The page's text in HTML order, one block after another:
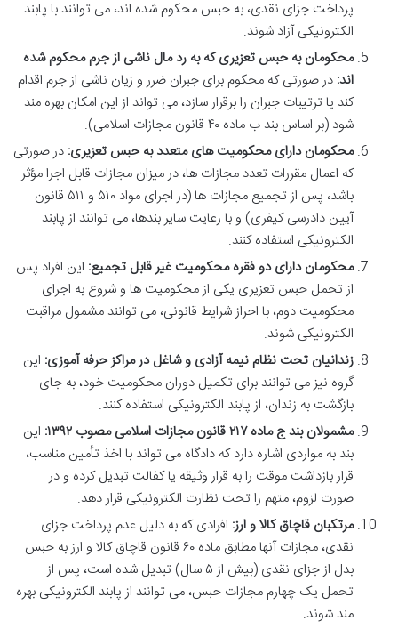
پرداخت جزای نقدی، به حبس محکوم شده اند، می توانند با پابند
الکترونیکی آزاد شوند.
محکومان به حبس تعزیری که به رد مال ناشی از جرم محکوم شده
اند: در صورتی که محکوم برای جبران ضرر و زیان ناشی از جرم اقدام
کند یا ترتیبات جبران را برقرار سازد، می تواند از این امکان بهره مند
شود (بر اساس بند ب ماده ۴۰ قانون مجازات اسلامی).
محکومان دارای محکومیت های متعدد به حبس تعزیری: در صورتی
که اعمال مقررات تعدد مجازات ها، در میزان مجازات قابل اجرا مؤثر
باشد، پس از تجمیع مجازات ها (در اجرای مواد ۵۱۰ و ۵۱۱ قانون
آیین دادرسی کیفری) و با رعایت سایر بندها، می توانند از پابند
الکترونیکی استفاده کنند.
محکومان دارای دو فقره محکومیت غیر قابل تجمیع: این افراد پس
از تحمل حبس تعزیری یکی از محکومیت ها و شروع به اجرای
محکومیت دوم، با احراز شرایط قانونی، می توانند مشمول مراقبت
الکترونیکی شوند.
زندانیان تحت نظام نیمه آزادی و شاغل در مراکز حرفه آموزی: این
گروه نیز می توانند برای تکمیل دوران محکومیت خود، به جای
بازگشت به زندان، از پابند الکترونیکی استفاده کنند.
مشمولان بند ج ماده ۲۱۷ قانون مجازات اسلامی مصوب ۱۳۹۲:
این
بند به مواردی اشاره دارد که دادگاه می تواند با اخذ تأمین مناسب،
قرار بازداشت موقت را به قرار وثیقه یا کفالت تبدیل کرده و در
صورت لزوم، متهم را تحت نظارت الکترونیکی قرار دهد.
مرتکبان قاچاق کالا و ارز: افرادی که به دلیل عدم پرداخت جزای
نقدی، مجازات آنها مطابق ماده ۶۰ قانون قاچاق کالا و ارز به حبس
بدل از جزای نقدی (بیش از ۵ سال) تبدیل شده است، پس از
تحمل یک چهارم مجازات حبس، می توانند از پابند الکترونیکی بهره
مند شوند.